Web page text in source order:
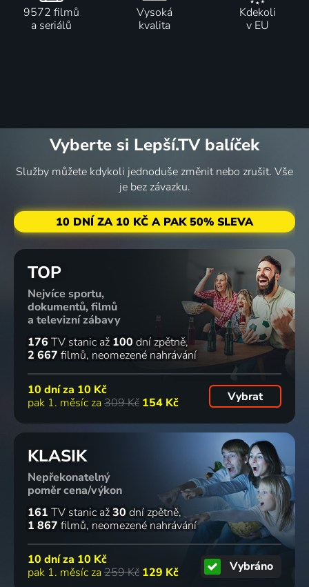
9572 filmů
a seriálů
Vysoká
kvalita
Kdekoli
v EU
Vyberte si Lepší.TV balíček
Služby můžete kdykoli jednoduše změnit nebo zrušit. Vše
je bez závazku.
10 DNÍ ZA 10 KČ A PAK 50% SLEVA
TOP
Nejvíce sportu,
dokumentů, filmů
a televizní zábavy
176 TV stanic až 100 dní zpětně
2 667 filmů neomezené nahrávání
10 dní za 10 Kč
pak 1. měsíc za 309 Kč 154 Kč Vybrat
KLASIK
Nepřekonatelný
poměr cena/výkon
161 TV stanic až30 dní zpětně
1 867 filmů neomezené nahrávání
10 dní za 10 Kč
pak 1. měsíc za 259 Kč 129 Kč Vybráno